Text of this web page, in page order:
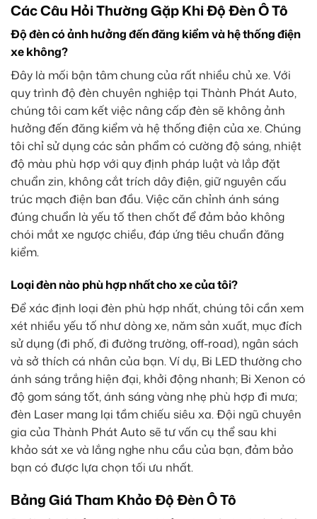
Các Câu Hỏi Thường Gặp Khi Độ Đèn Ô Tô
Độ đèn có ảnh hưởng đến đăng kiểm và hệ thống điện
xe không?
Đây là mối bận tâm chung của rất nhiều chủ xe. Với
quy trình độ đèn chuyên nghiệp tại Thành Phát Auto,
chúng tôi cam kết việc nâng cấp đèn sẽ không ảnh
hưởng đến đăng kiểm và hệ thống điện của xe. Chúng
tôi chỉ sử dụng các sản phẩm có cường độ sáng, nhiệt
độ màu phù hợp với quy định pháp luật và lắp đặt
chuẩn zin, không cắt trích dây điện, giữ nguyên cấu
trúc mạch điện ban đầu. Việc căn chỉnh ánh sáng
đúng chuẩn là yếu tố then chốt để đảm bảo không
chói mắt xe ngược chiều, đáp ứng tiêu chuẩn đăng
kiểm.
Loại đèn nào phù hợp nhất cho xe của tôi?
Để xác định loại đèn phù hợp nhất, chúng tôi cần xem
xét nhiều yếu tố như dòng xe, năm sản xuất, mục đích
sử dụng (đi phố, đi đường trường, off-road), ngân sách
và sở thích cá nhân của bạn. Ví dụ, Bi LED thường cho
ánh sáng trắng hiện đại, khởi động nhanh; Bi Xenon có
độ gom sáng tốt, ánh sáng vàng nhẹ phù hợp đi mưa;
đèn Laser mang lại tầm chiếu siêu xa. Đội ngũ chuyên
gia của Thành Phát Auto sẽ tư vấn cụ thể sau khi
khảo sát xe và lắng nghe nhu cầu của bạn, đảm bảo
bạn có được lựa chọn tối ưu nhất.
Bảng Giá Tham Khảo Độ Đèn Ô Tô